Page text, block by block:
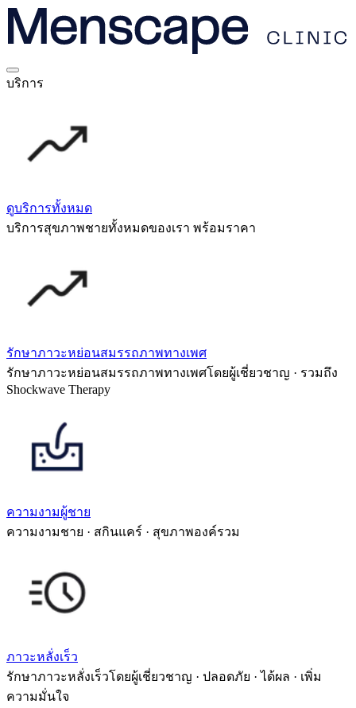
บริการ
ดูบริการทั้งหมด
บริการสุขภาพชายทั้งหมดของเรา พร้อมราคา
รักษาภาวะหย่อนสมรรถภาพทางเพศ
รักษาภาวะหย่อนสมรรถภาพทางเพศโดยผู้เชี่ยวชาญ · รวมถึง
Shockwave Therapy
ความงามผู้ชาย
ความงามชาย · สกินแคร์ · สุขภาพองค์รวม
ภาวะหลั่งเร็ว
รักษาภาวะหลั่งเร็วโดยผู้เชี่ยวชาญ · ปลอดภัย · ได้ผล · เพิ่ม
ความมั่นใจ